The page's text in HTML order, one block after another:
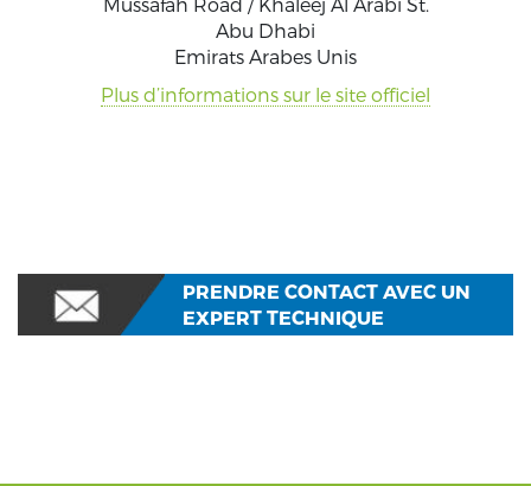
Abu Dhabi
Emirats Arabes Unis
Plus d’informations sur le site officiel
PRENDRE CONTACT AVEC UN
EXPERT TECHNIQUE